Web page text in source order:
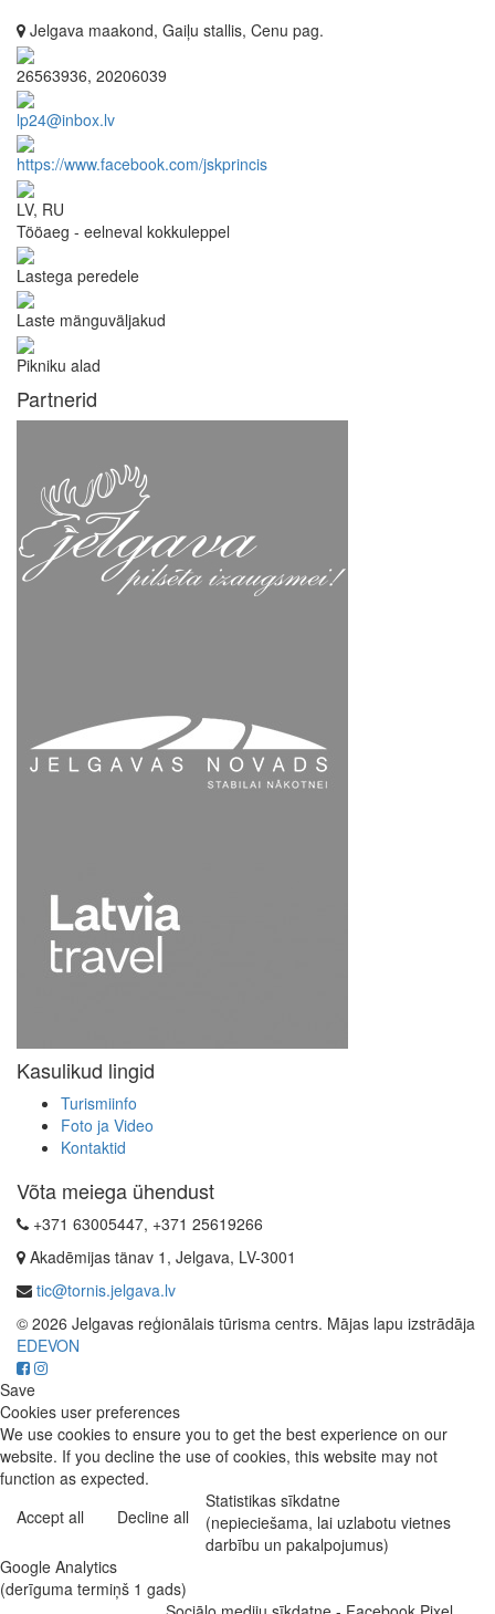
Jelgava maakond, Gaiļu stallis, Cenu pag.
26563936, 20206039
lp24@inbox.lv
https://www.facebook.com/jskprincis
LV, RU
Tööaeg - eelneval kokkuleppel
Lastega peredele
Laste mänguväljakud
Pikniku alad
Partnerid
Kasulikud lingid
Turismiinfo
Foto ja Video
Kontaktid
Võta meiega ühendust
+371 63005447, +371 25619266
Akadēmijas tänav 1, Jelgava, LV-3001
tic@tornis.jelgava.lv
© 2026 Jelgavas reģionālais tūrisma centrs. Mājas lapu izstrādāja
EDEVON
Save
Cookies user preferences
We use cookies to ensure you to get the best experience on our
website. If you decline the use of cookies, this website may not
function as expected.
Accept all
Decline all
Statistikas sīkdatne
(nepieciešama, lai uzlabotu vietnes
darbību un pakalpojumus)
Google Analytics
(derīguma termiņš 1 gads)